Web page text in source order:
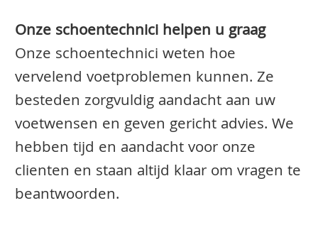
Onze schoentechnici helpen u graag
Onze schoentechnici weten hoe
vervelend voetproblemen kunnen. Ze
besteden zorgvuldig aandacht aan uw
voetwensen en geven gericht advies. We
hebben tijd en aandacht voor onze
clienten en staan altijd klaar om vragen te
beantwoorden.